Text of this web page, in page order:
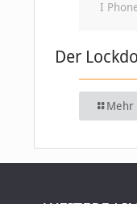
I
Der
Mehr